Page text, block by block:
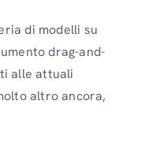
di modelli su
drag-and-
alle attuali
altro ancora,